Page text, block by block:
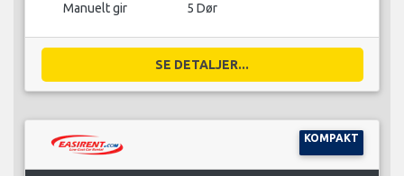
Manuelt gir 5 Dør
SE DETALJER...
KOMPAKT